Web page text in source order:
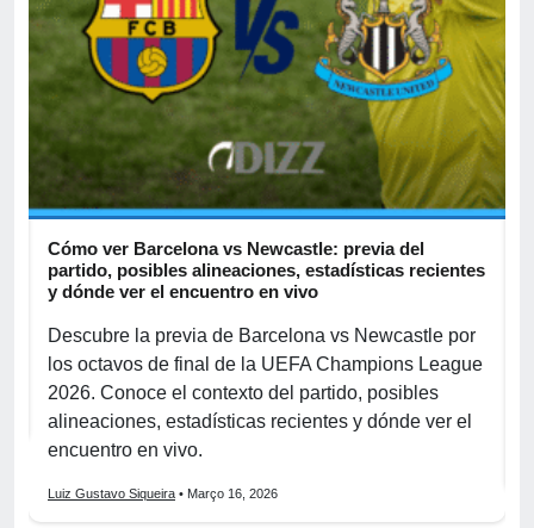
Cómo ver Barcelona vs Newcastle: previa del
partido, posibles alineaciones, estadísticas recientes
y dónde ver el encuentro en vivo
Descubre la previa de Barcelona vs Newcastle por
los octavos de final de la UEFA Champions League
2026. Conoce el contexto del partido, posibles
alineaciones, estadísticas recientes y dónde ver el
encuentro en vivo.
Luiz Gustavo Siqueira • Março 16, 2026